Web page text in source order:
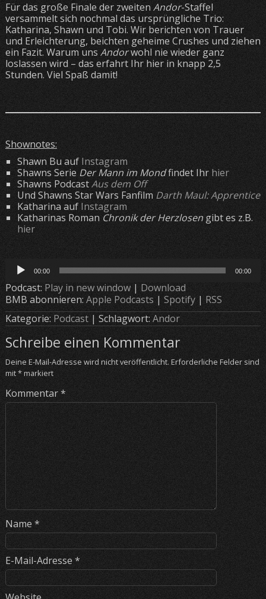
Für das große Finale der zweiten Andor-Staffel
versammelt sich nochmal das ursprüngliche Trio:
Katharina, Shawn und Tobi. Wir berichten von Trauer
und Erleichterung, beichten geheime Crushes und ziehen
ein Fazit. Warum uns Andorwohl nie wieder ganz
loslassen wird – das erfahrt Ihr hier in knapp 2,5
Stunden. Viel Spaß damit!
Shownotes:
Shawn Bu auf Instagram
Shawns Serie Der Mann im Mondfindet Ihr hier
Shawns PodcastAus dem Off
Und Shawns Star Wars FanfilmDarth Maul: Apprentice
Katharina auf Instagram
Katharinas Roman Chronik der Herzlosengibt es z.B.
hier
Audio-
Player
00:00 00:00
Podcast:Play in new window| Download
BMB abonnieren: Apple Podcasts |Spotify| RSS
Kategorie: Podcast| Schlagwort: Andor
Schreibe einen Kommentar
Deine E-Mail-Adresse wird nicht veröffentlicht. Erforderliche Felder sind
mit*markiert
Kommentar*
Name*
E-Mail-Adresse*